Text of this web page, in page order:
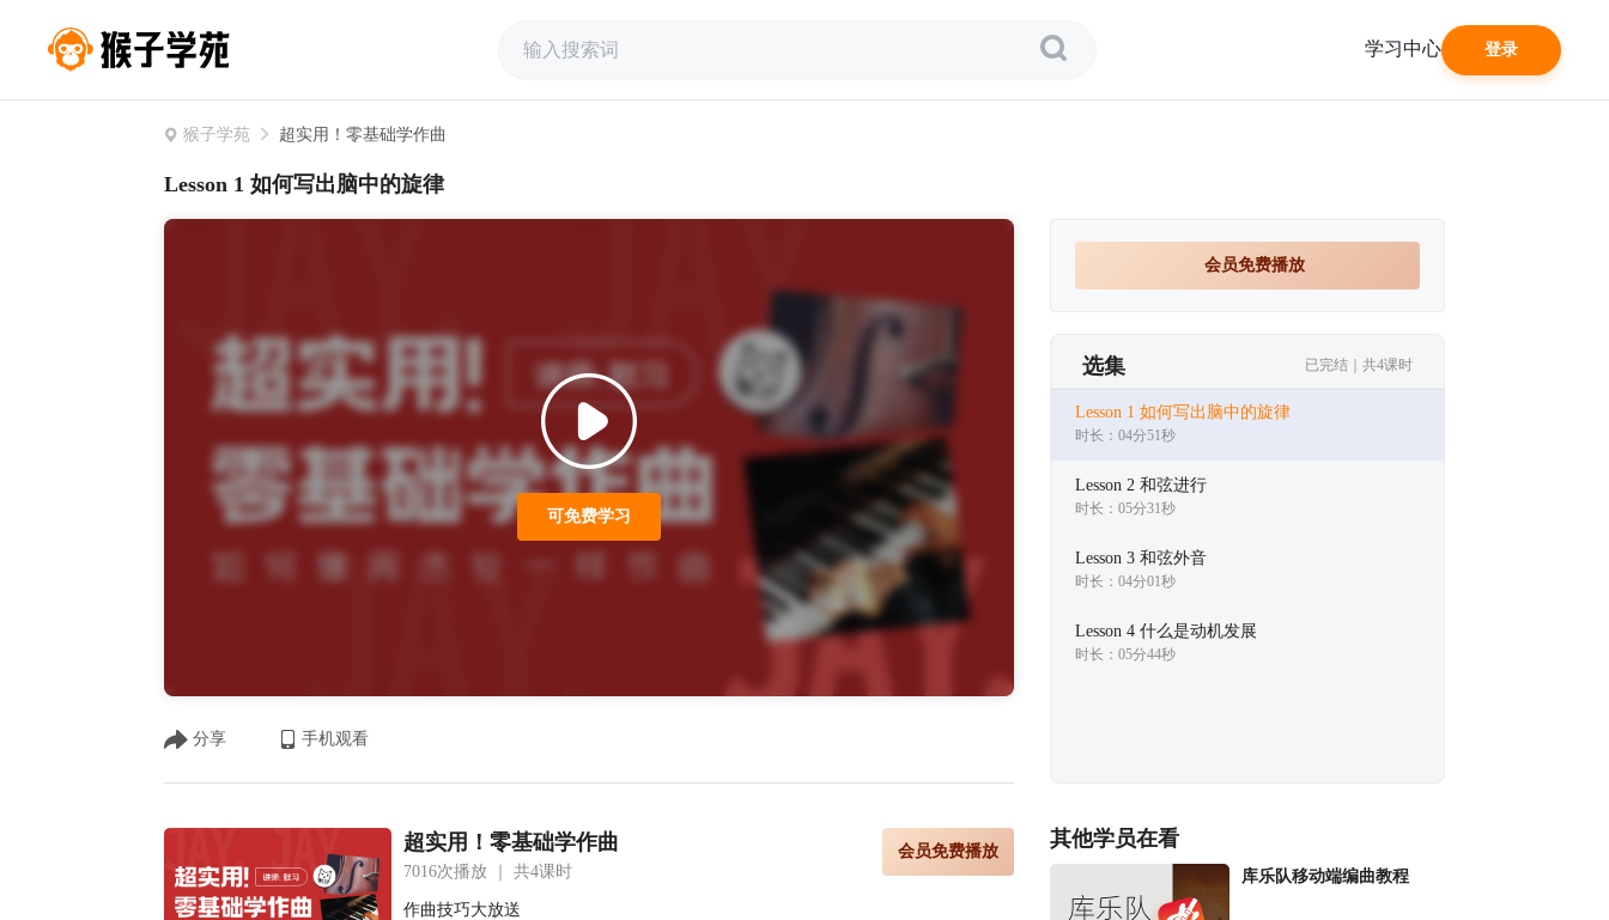
学习中心 登录
猴子学苑 超实用！零基础学作曲
Lesson 1 如何写出脑中的旋律
可免费学习
分享 手机观看
会员免费播放
选集 已完结｜共4课时
Lesson 1 如何写出脑中的旋律
时长：04分51秒
Lesson 2 和弦进行
时长：05分31秒
Lesson 3 和弦外音
时长：04分01秒
Lesson 4 什么是动机发展
时长：05分44秒
超实用！零基础学作曲
7016次播放 ｜ 共4课时
会员免费播放
作曲技巧大放送
其他学员在看
库乐队移动端编曲教程